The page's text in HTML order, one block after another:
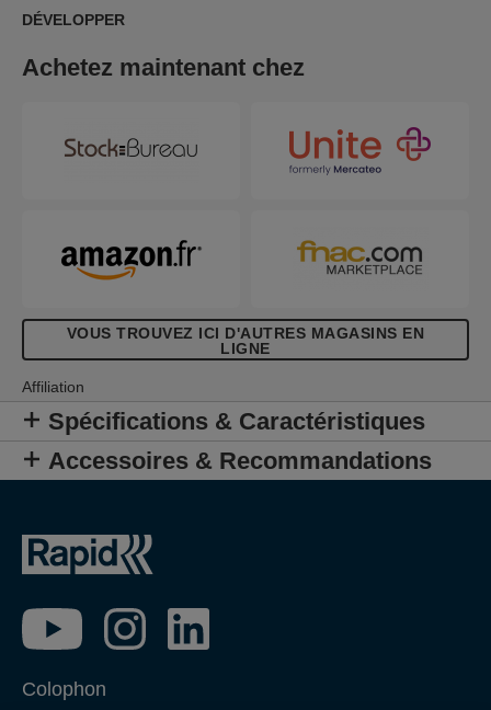
métal. Un Foret à la bonne taille est inclus dans
DÉVELOPPER
Achetez maintenant chez
VOUS TROUVEZ ICI D'AUTRES MAGASINS EN
LIGNE
Affiliation
Spécifications & Caractéristiques
Accessoires & Recommandations
Colophon